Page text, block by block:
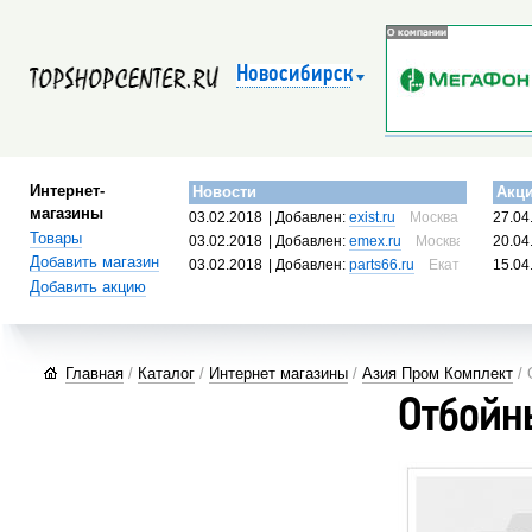
Новосибирск
Интернет-
магазины
Товары
Добавить магазин
Добавить акцию
Новости
03.02.2018 | Добавлен:exist.ru
Москва, Россия
03.02.2018
| Добавлен:emex.ru
Москва, Россия
03.02.2018
| Добавлен:parts66.ru Екатеринбург,
Главная / Каталог / Интернет магазины / Азия Пром Комплект /